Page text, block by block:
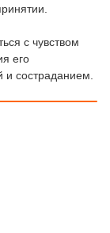
с чувством
его
и состраданием.